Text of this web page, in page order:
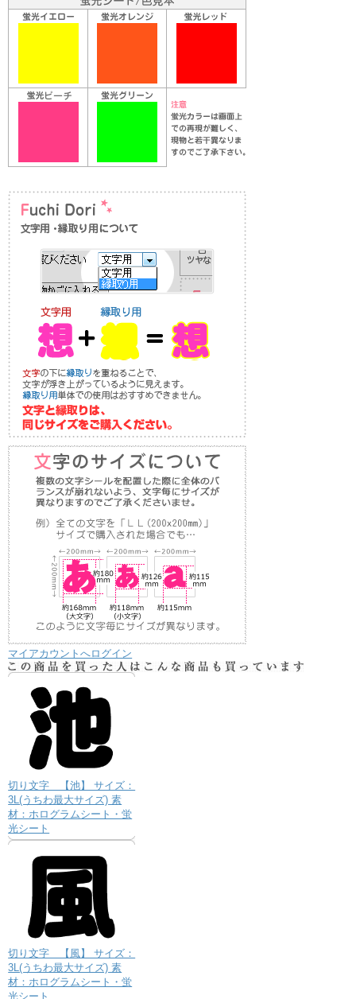
マイアカウントへログイン
切り文字 【池】 サイズ：
3L(うちわ最大サイズ) 素
材：ホログラムシート・蛍
光シート
切り文字 【風】 サイズ：
3L(うちわ最大サイズ) 素
材：ホログラムシート・蛍
光シート